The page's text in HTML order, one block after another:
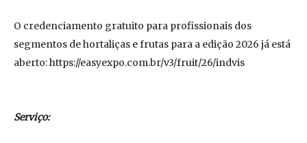
O credenciamento gratuito para profissionais dos
segmentos de hortaliças e frutas para a edição 2026 já está
aberto: https://easyexpo.com.br/v3/fruit/26/indvis
Serviço: